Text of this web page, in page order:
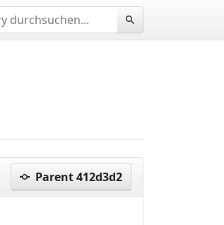
Parent 412d3d2